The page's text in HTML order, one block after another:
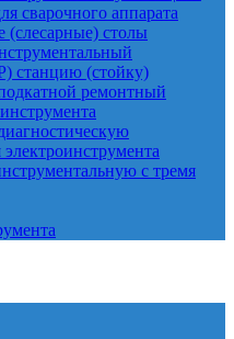
сварочного аппарата
столы
станцию (стойку)
ремонтный
с тремя